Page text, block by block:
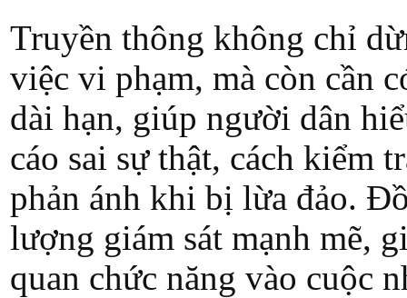
Truyền thông không chỉ
việc vi phạm, mà còn cần
dài hạn, giúp người dân
cáo sai sự thật, cách kiểm
phản ánh khi bị lừa đảo.
lượng giám sát mạnh mẽ,
quan chức năng vào cuộc